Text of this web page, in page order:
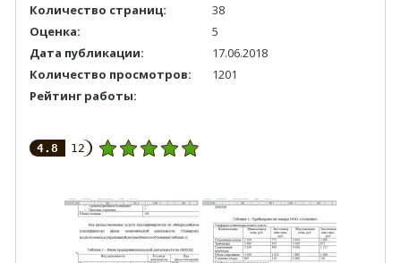
Количество страниц:
38
Оценка:
5
Дата публикации:
17.06.2018
Количество просмотров:
1201
Рейтинг работы:
4.8 12